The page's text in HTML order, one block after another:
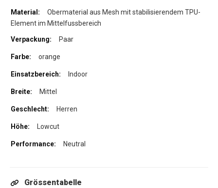
Obermaterial aus Mesh mit stabilisierendem TPU-
Element im Mittelfussbereich
Paar
orange
Indoor
Mittel
Herren
Lowcut
Neutral
Grössentabelle